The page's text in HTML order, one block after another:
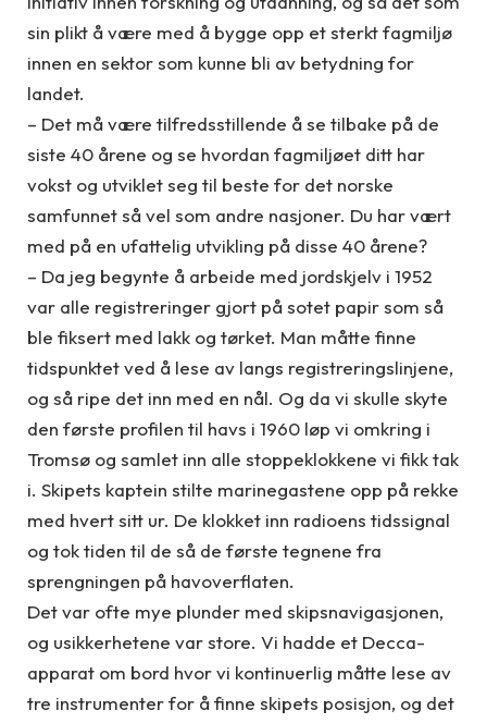
sin plikt å være med å bygge opp et sterkt fagmiljø
innen en sektor som kunne bli av betydning for
landet.
– Det må være tilfredsstillende å se tilbake på de
siste 40 årene og se hvordan fagmiljøet ditt har
vokst og utviklet seg til beste for det norske
samfunnet så vel som andre nasjoner. Du har vært
med på en ufattelig utvikling på disse 40 årene?
– Da jeg begynte å arbeide med jordskjelv i 1952
var alle registreringer gjort på sotet papir som så
ble fiksert med lakk og tørket. Man måtte finne
tidspunktet ved å lese av langs registreringslinjene,
og så ripe det inn med en nål. Og da vi skulle skyte
den første profilen til havs i 1960 løp vi omkring i
Tromsø og samlet inn alle stoppeklokkene vi fikk tak
i. Skipets kaptein stilte marinegastene opp på rekke
med hvert sitt ur. De klokket inn radioens tidssignal
og tok tiden til de så de første tegnene fra
sprengningen på havoverflaten.
Det var ofte mye plunder med skipsnavigasjonen,
og usikkerhetene var store. Vi hadde et Decca-
apparat om bord hvor vi kontinuerlig måtte lese av
tre instrumenter for å finne skipets posisjon, og det